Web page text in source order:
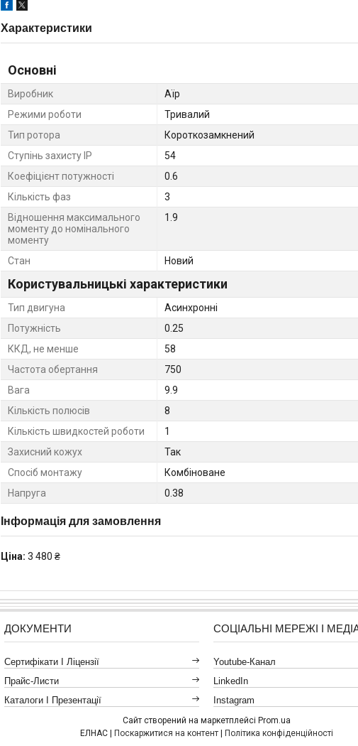
Характеристики
Основні
Виробник
Аїр
Режими роботи
Тривалий
Тип ротора
Короткозамкнений
Ступінь захисту IP
54
Коефіцієнт потужності
0.6
Кількість фаз
3
Відношення максимального
моменту до номінального
моменту
1.9
Стан Новий
Користувальницькі характеристики
Тип двигуна
Асинхронні
Потужність
0.25
ККД, не менше
58
Частота обертання
750
Вага
9.9
Кількість полюсів
8
Кількість швидкостей роботи
1
Захисний кожух
Так
Спосіб монтажу
Комбіноване
Напруга
0.38
Інформація для замовлення
Ціна: 3 480 ₴
ДОКУМЕНТИ
Сертифікати І Ліцензії
Прайс-Листи
Каталоги І Презентації
СОЦІАЛЬНІ МЕРЕЖІ І
Youtube-Канал
LinkedIn
Instagram
Сайт створений на маркетплейсі Prom.ua
Поскаржитися на контент Політика конфіденційності